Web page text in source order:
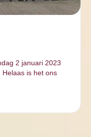
2 januari 2023
is het ons